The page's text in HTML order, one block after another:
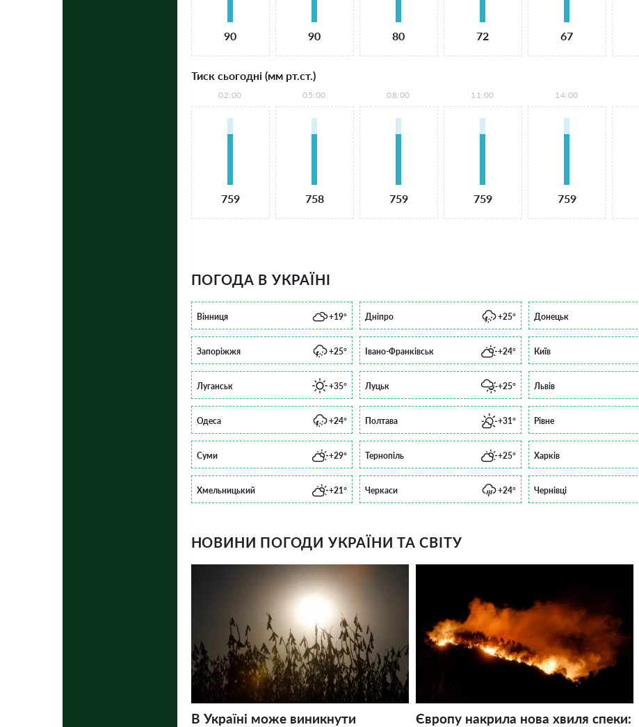
90 90 80 72 67
Тиск сьогодні (мм рт.ст.)
02:00
759
05:00
758
08:00
759
11:00
759
14:00
759
ПОГОДА В УКРАЇНІ
Вінниця +19° Дніпро +25° Донецьк
Запоріжжя +25° Івано-Франківськ +24° Київ
Луганськ +35° Луцьк +25° Львів
Одеса +24° Полтава +31° Рівне
Суми +29° Тернопіль +25° Харків
Хмельницький +21° Черкаси +24° Чернівці
НОВИНИ ПОГОДИ УКРАЇНИ ТА СВІТУ
В Україні може виникнути
Європу накрила нова хвиля спеки: